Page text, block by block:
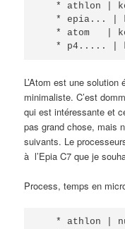
* athlon |
* epia... |
* atom   |
* p4..... |
L’Atom est une
minimaliste. C’est
qui est intéressante et
pas grand chose, mais
suivants. Le
à l’Epia C7 que je
Process, temps en
* athlon |